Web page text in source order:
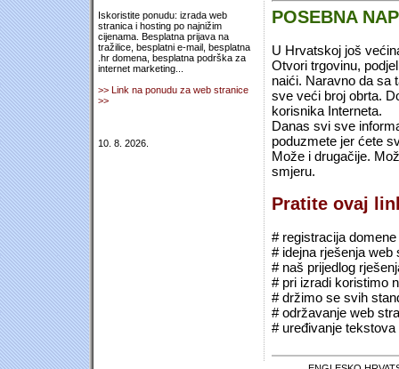
Iskoristite ponudu: izrada web
stranica i hosting po najnižim
cijenama. Besplatna prijava na
tražilice, besplatni e-mail, besplatna
.hr domena, besplatna podrška za
internet marketing...
>> Link na ponudu za web stranice
>>
10. 8. 2026.
POSEBNA
U Hrvatskoj još
Otvori trgovinu,
naići. Naravno da sa
sve veći broj obrta.
korisnika Interneta.
Danas svi sve
poduzmete jer ćete
Može i drugačije.
smjeru.
Pratite ovaj
# registracija
# idejna rješenja web
# naš prijedlog
# pri izradi koristimo
# držimo se svih
# održavanje web
# uređivanje